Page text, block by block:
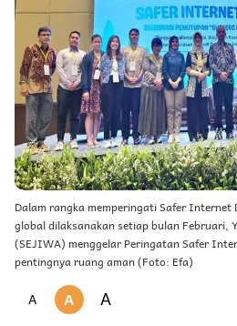
Dalam rangka memperingati Safer Internet
global dilaksanakan setiap bulan Februari,
(SEJIWA) menggelar Peringatan Safer
pentingnya ruang aman (Foto: Efa)
A A A